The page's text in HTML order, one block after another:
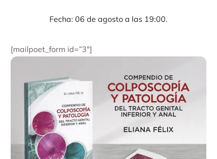
Fecha: 06 de agosto a las 19:00.
[mailpoet_form id=”3″]